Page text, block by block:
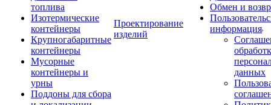
топлива
Изотермические
контейнеры
Крупногабаритные
контейнеры
Мусорные
контейнеры и
урны
Поддоны для сбора
Проектирование
изделий
Обмен и
информация
данных